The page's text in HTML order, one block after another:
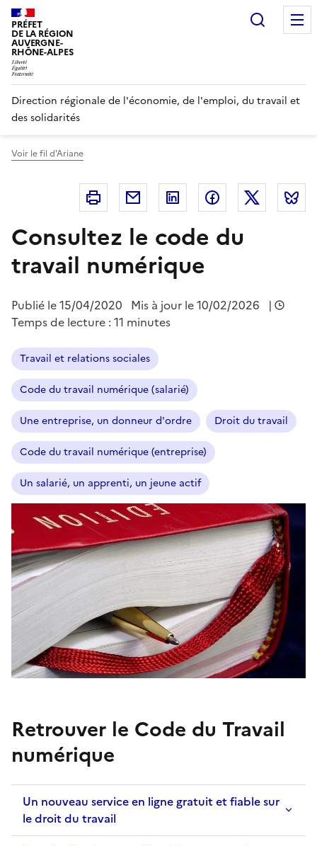
Panneau de gestion des cookies
PRÉFET
DE LA RÉGION
AUVERGNE-
RHÔNE-ALPES
Direction régionale de l'économie, de l'emploi, du travail et
des solidarités
Voir le fil d'Ariane
Imprimer Courriel Linkedin FacebookTwitter
Consultez le code du
travail numérique
Publié le15/04/2020 Mis à jour le 10/02/2026
|
Temps de lecture : 11 minutes
Travail et relations sociales
Code du travail numérique (salarié)
Une entreprise, un donneur d'ordre Droit du travail
Code du travail numérique (entreprise)
Un salarié, un apprenti, un jeune actif
Retrouver le Code du Travail
numérique
Un nouveau service en ligne gratuit et fiable sur
le droit du travail